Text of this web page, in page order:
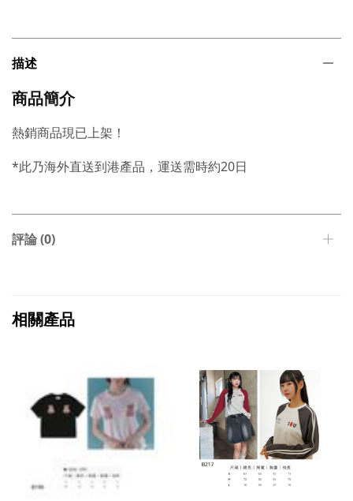
描述
商品簡介
熱銷商品現已上架！
*此乃海外直送到港產品，運送需時約20日
評論 (0)
相關產品